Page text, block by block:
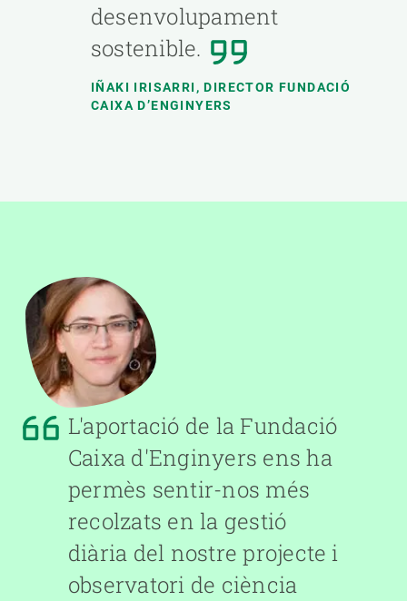
desenvolupament
sostenible.
IÑAKI IRISARRI,DIRECTOR FUNDACIÓ
CAIXA D’ENGINYERS
L'aportació de la Fundació
Caixa d'Enginyers ens ha
permès sentir-nos més
recolzats en la gestió
diària del nostre projecte i
observatori de ciència